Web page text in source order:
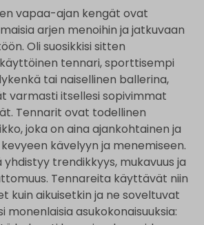
vapaa-ajan kengät ovat
arjen menoihin ja jatkuvaan
Oli suosikkisi sitten
tennari, sporttisempi
tai naisellinen ballerina,
varmasti itsellesi sopivimmat
Tennarit ovat todellinen
joka on aina ajankohtainen ja
kävelyyn ja menemiseen.
yhdistyy trendikkyys, mukavuus ja
Tennareita käyttävät niin
kuin aikuisetkin ja ne soveltuvat
monenlaisia asukokonaisuuksia: